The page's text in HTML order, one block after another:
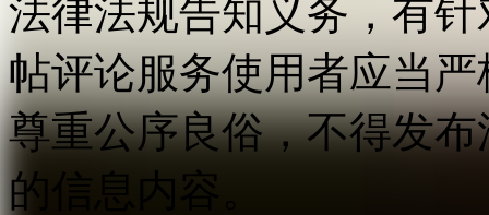
法律法规告知义务，有
帖评论服务使用者应当
尊重公序良俗，不得发
的信息内容。